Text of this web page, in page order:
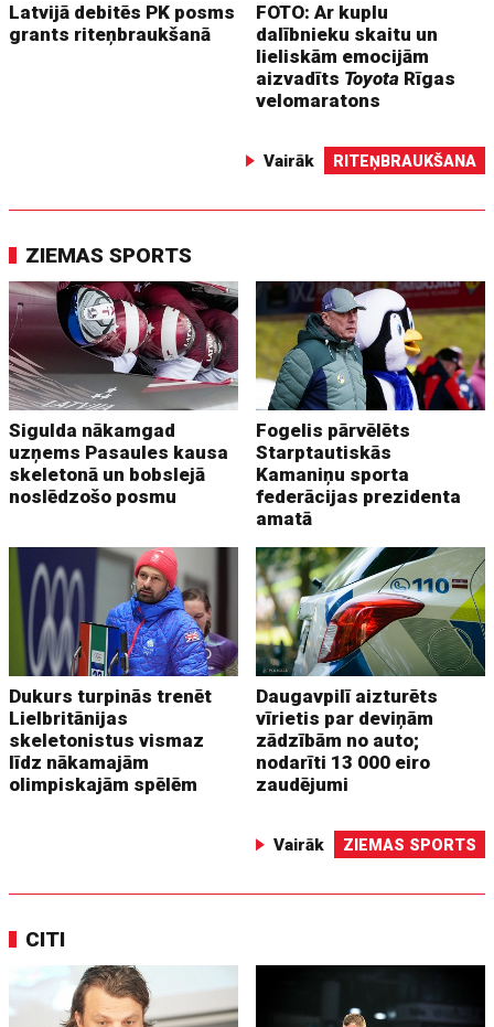
Latvijā debitēs PK posms
grants riteņbraukšanā
FOTO: Ar kuplu
dalībnieku skaitu un
lieliskām emocijām
aizvadīts Toyota Rīgas
velomaratons
Vairāk RITEŅBRAUKŠANA
ZIEMAS SPORTS
Sigulda nākamgad
uzņems Pasaules kausa
skeletonā un bobslejā
noslēdzošo posmu
Fogelis pārvēlēts
Starptautiskās
Kamaniņu sporta
federācijas prezidenta
amatā
Dukurs turpinās trenēt
Lielbritānijas
skeletonistus vismaz
līdz nākamajām
olimpiskajām spēlēm
Daugavpilī aizturēts
vīrietis par deviņām
zādzībām no auto;
nodarīti 13 000 eiro
zaudējumi
Vairāk ZIEMAS SPORTS
CITI